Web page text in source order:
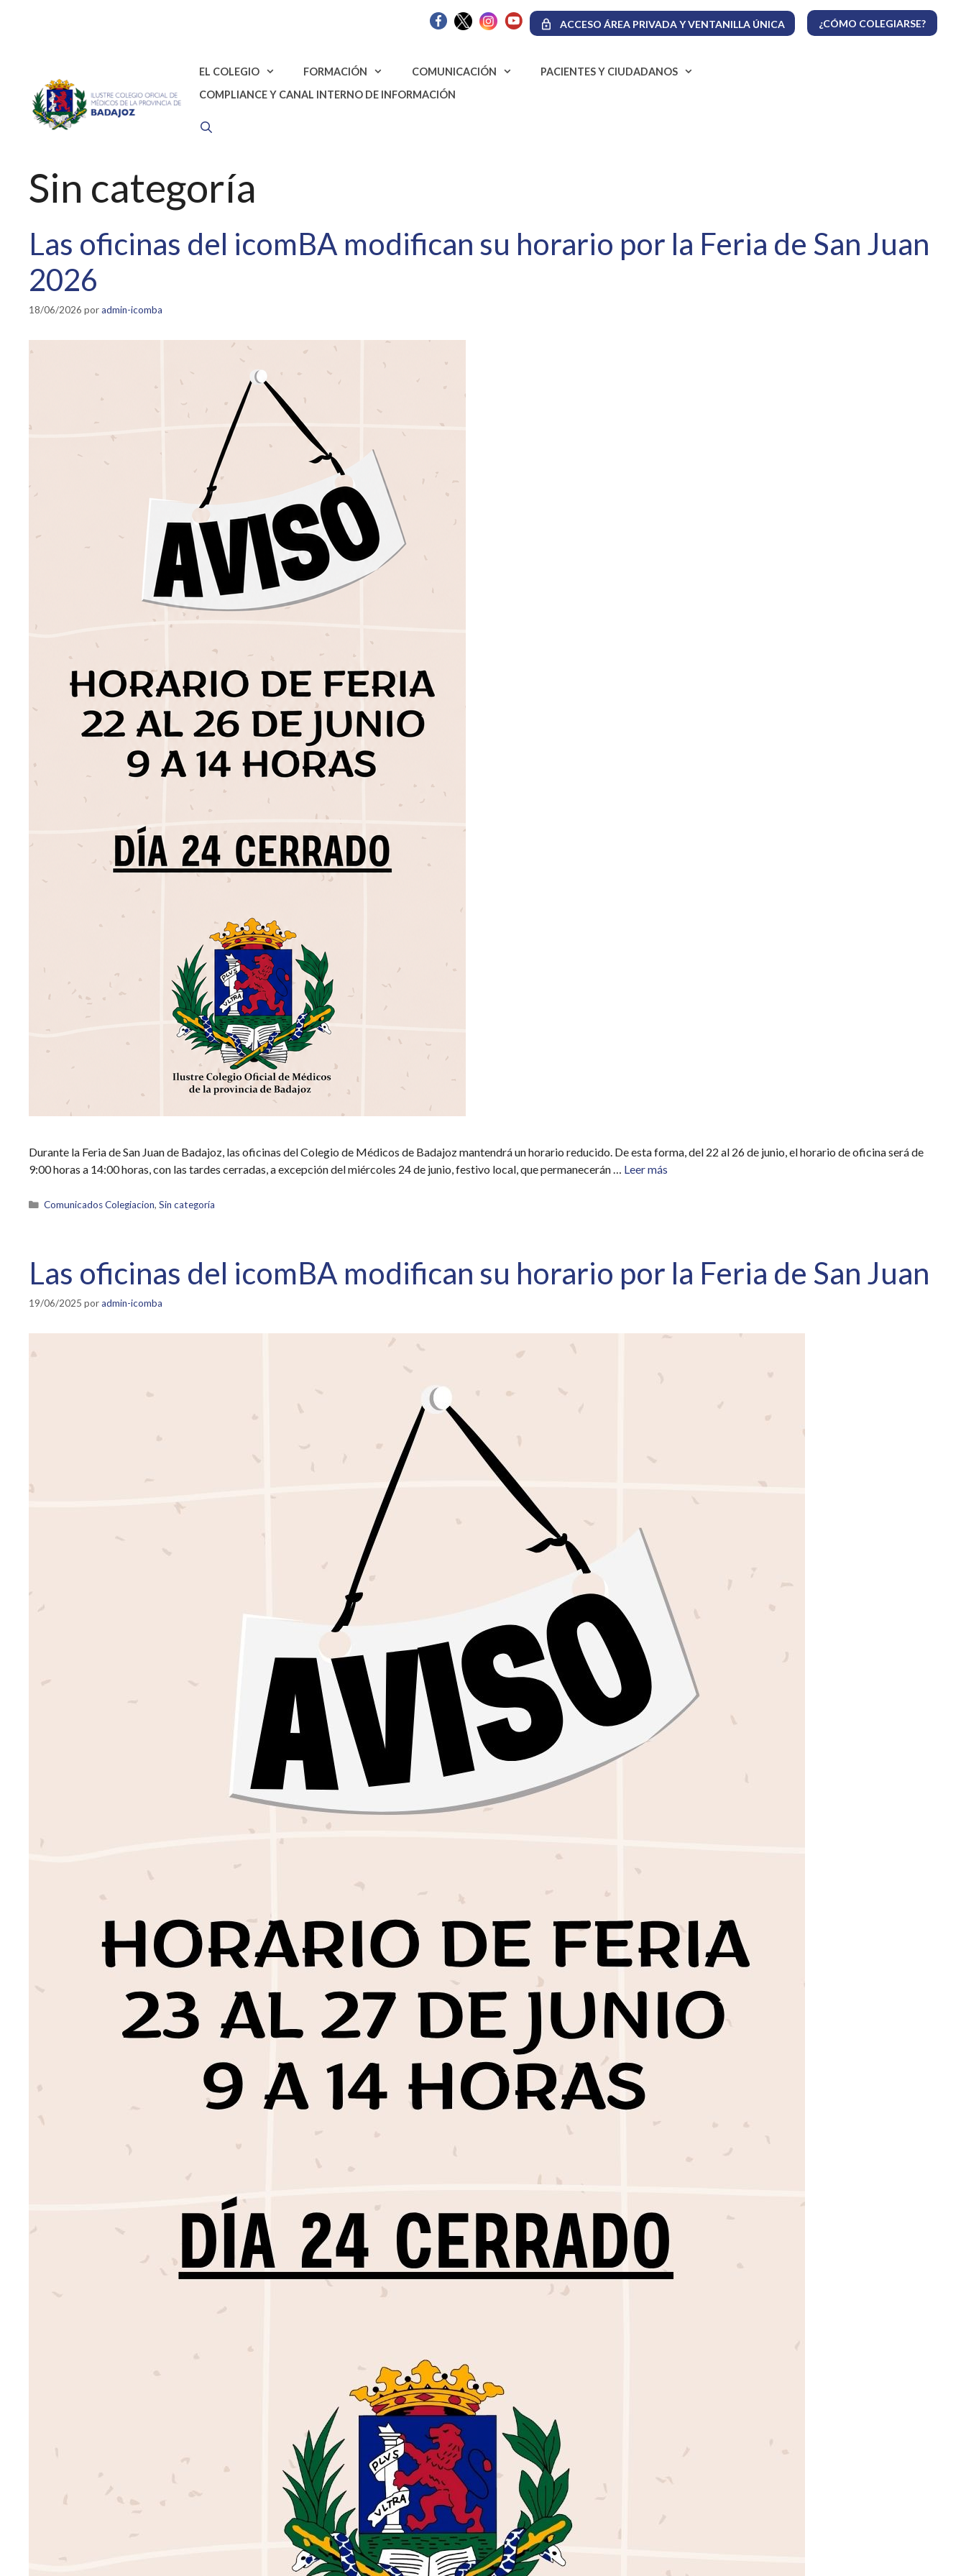
ACCESO ÁREA PRIVADA Y VENTANILLA ÚNICA ¿CÓMO COLEGIARSE?
EL COLEGIO FORMACIÓN COMUNICACIÓN
PACIENTES Y CIUDADANOS
COMPLIANCE Y CANAL INTERNO DE INFORMACIÓN
Sin categoría
Las oficinas del icomBA modifican su horario por la Feria de San Juan
2026
18/06/2026 poradmin-icomba
Durante la Feria de San Juan de Badajoz, las oficinas del Colegio de Médicos de Badajoz mantendrá un horario reducido. De esta forma, del 22 al 26 de junio, el horario de oficina será de
9:00 horas a 14:00 horas, con las tardes cerradas, a excepción del miércoles 24 de junio, festivo local, que permanecerán … Leer más
Categorías
Comunicados Colegiacion,Sin categoría
Las oficinas del icomBA modifican su horario por la Feria de San Juan
19/06/2025 poradmin-icomba